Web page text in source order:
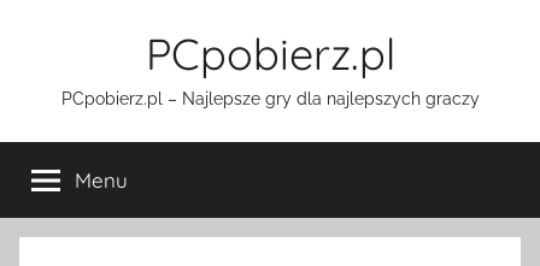
PCpobierz.pl
PCpobierz.pl – Najlepsze gry dla najlepszych graczy
Menu